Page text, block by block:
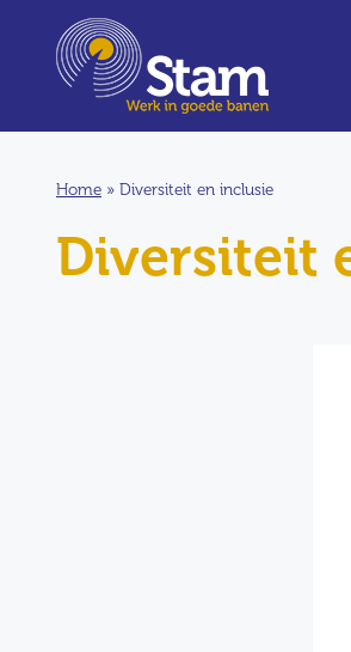
Home » Diversiteit en inclusie
Diversiteit